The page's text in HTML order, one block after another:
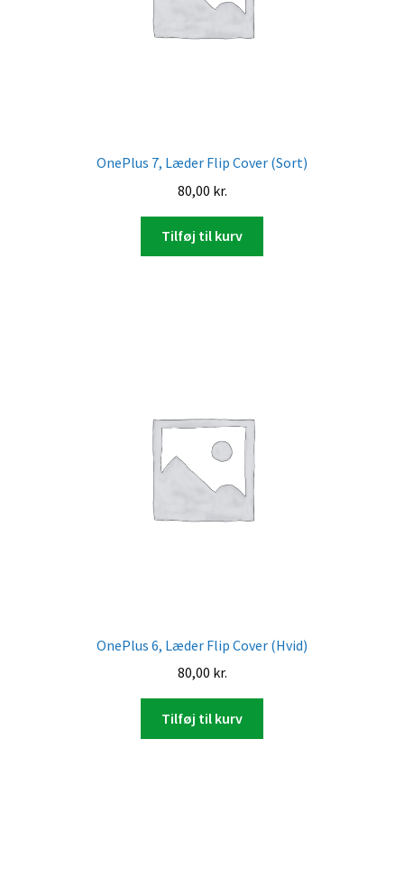
OnePlus 7, Læder Flip Cover (Sort)
80,00 kr.
Tilføj til kurv
OnePlus 6, Læder Flip Cover (Hvid)
80,00 kr.
Tilføj til kurv